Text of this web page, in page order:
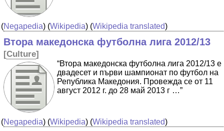
(Negapedia) (Wikipedia) (Wikipedia translated)
Втора македонска футболна лига 2012/13
[Culture]
“Втора македонска футболна лига 2012/13 е
двадесет и първи шампионат по футбол на
Република Македония. Провежда се от 11
август 2012 г. до 28 май 2013 г …”
(Negapedia) (Wikipedia) (Wikipedia translated)